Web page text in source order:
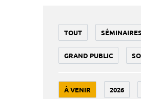
TOUT
GRAND PUBLIC
À VENIR 2026